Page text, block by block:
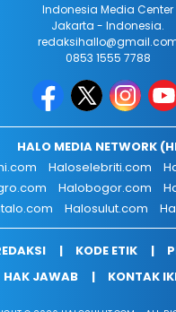
Indonesia Media Center
Jakarta - Indonesia.
0853 1555 7788
HALO MEDIA NETWORK
Haloselebriti.com
Halobogor.com
Halosulut.com
KODE ETIK
HAK JAWAB
KONTAK